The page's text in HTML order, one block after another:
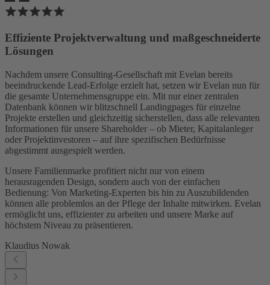
Effiziente Projektverwaltung und maßgeschneiderte
Lösungen
Nachdem unsere Consulting-Gesellschaft mit Evelan bereits
beeindruckende Lead-Erfolge erzielt hat, setzen wir Evelan nun für
die gesamte Unternehmensgruppe ein. Mit nur einer zentralen
Datenbank können wir blitzschnell Landingpages für einzelne
Projekte erstellen und gleichzeitig sicherstellen, dass alle relevanten
Informationen für unsere Shareholder – ob Mieter, Kapitalanleger
oder Projektinvestoren – auf ihre spezifischen Bedürfnisse
abgestimmt ausgespielt werden.
Unsere Familienmarke profitiert nicht nur von einem
herausragenden Design, sondern auch von der einfachen
Bedienung: Von Marketing-Experten bis hin zu Auszubildenden
können alle problemlos an der Pflege der Inhalte mitwirken. Evelan
ermöglicht uns, effizienter zu arbeiten und unsere Marke auf
höchstem Niveau zu präsentieren.
Klaudius Nowak